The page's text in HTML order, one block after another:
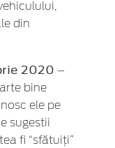
din
2020 –
bine
ele pe
sugestii
fi “sfătuiți”